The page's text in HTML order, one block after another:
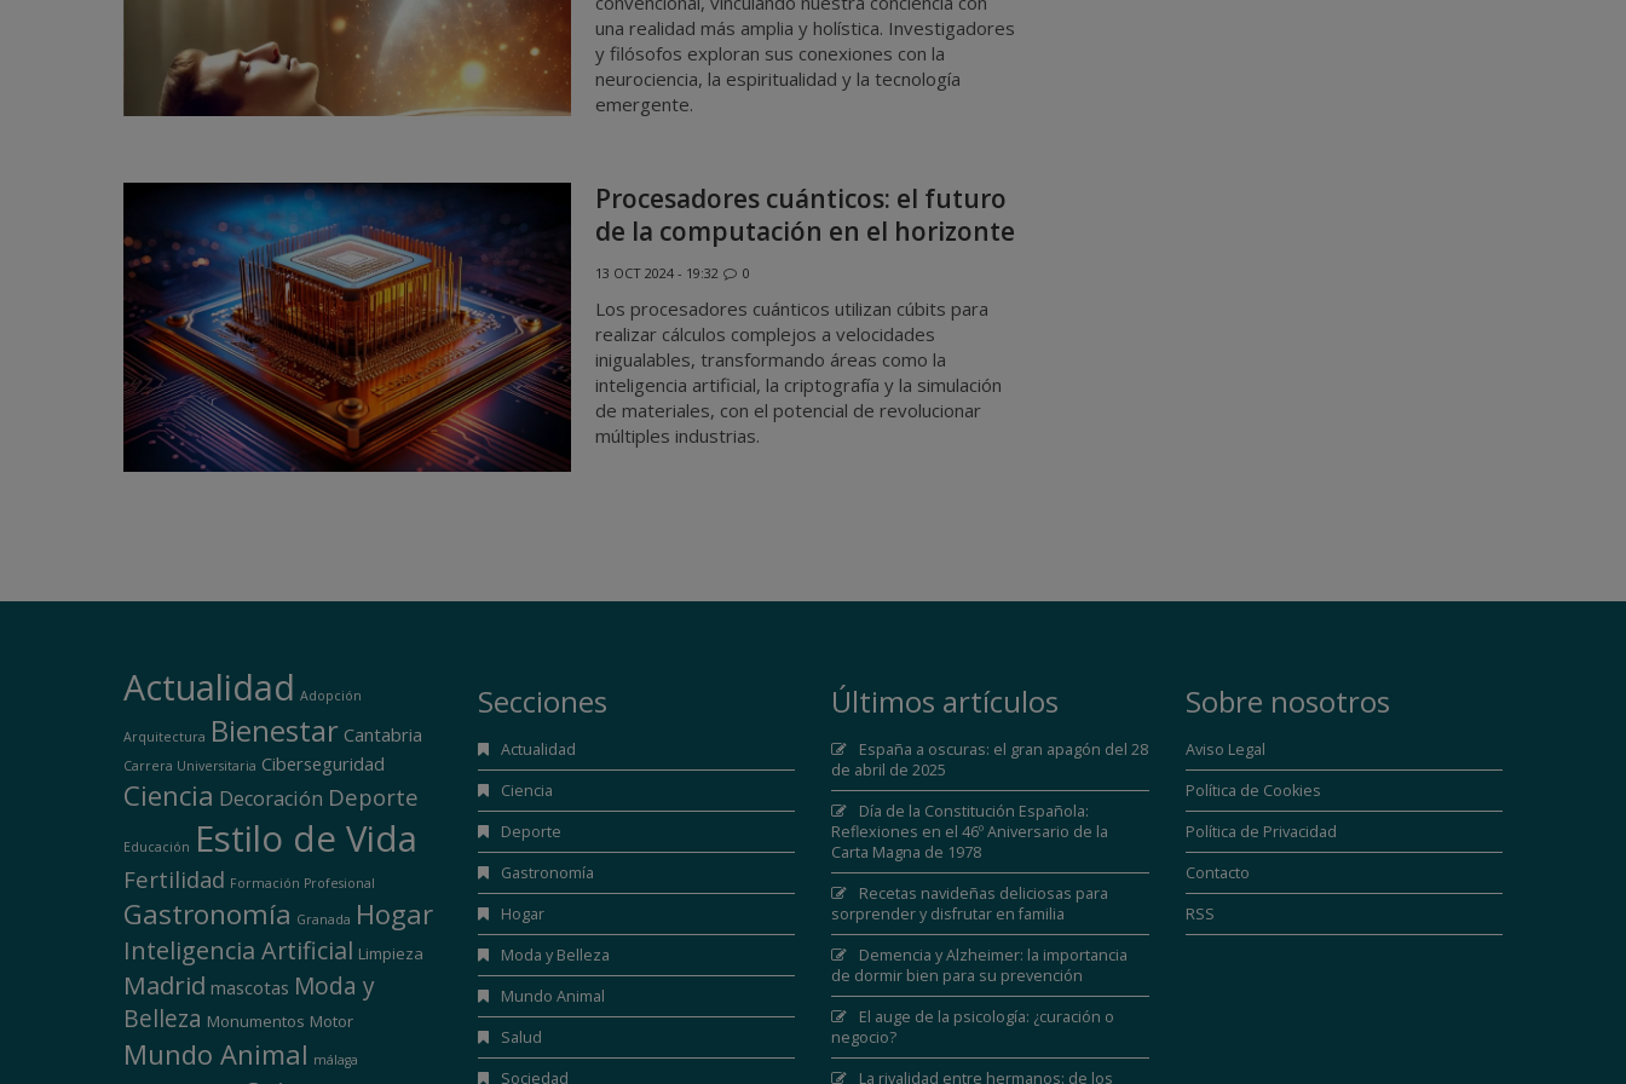
una realidad más amplia y holística. Investigadores
y filósofos exploran sus conexiones con la
neurociencia, la espiritualidad y la tecnología
emergente.
Procesadores cuánticos: el futuro
de la computación en el horizonte
13 OCT 2024 - 19:32 0
Los procesadores cuánticos utilizan cúbits para
realizar cálculos complejos a velocidades
inigualables, transformando áreas como la
inteligencia artificial, la criptografía y la simulación
de materiales, con el potencial de revolucionar
múltiples industrias.
Actualidad Adopción
Arquitectura Bienestar Cantabria
Carrera Universitaria Ciberseguridad
Ciencia Decoración Deporte
Educación Estilo de Vida
Fertilidad Formación Profesional
Gastronomía Granada Hogar
Inteligencia Artificial Limpieza
Madrid mascotas Moda y
Belleza Monumentos Motor
Mundo Animal málaga
Secciones
Actualidad
Ciencia
Deporte
Gastronomía
Hogar
Moda y Belleza
Mundo Animal
Salud
Sociedad
Últimos artículos
España a oscuras: el gran apagón del 28
de abril de 2025
Día de la Constitución Española:
Reflexiones en el 46º Aniversario de la
Carta Magna de 1978
Recetas navideñas deliciosas para
sorprender y disfrutar en familia
Demencia y Alzheimer: la importancia
de dormir bien para su prevención
El auge de la psicología: ¿curación o
negocio?
La rivalidad entre hermanos: de los
Sobre nosotros
Aviso Legal
Política de Cookies
Política de Privacidad
Contacto
RSS